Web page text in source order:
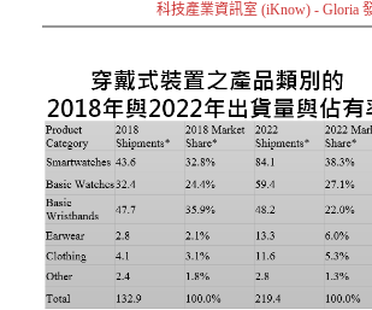
科技產業資訊室 (iKnow) - Gloria